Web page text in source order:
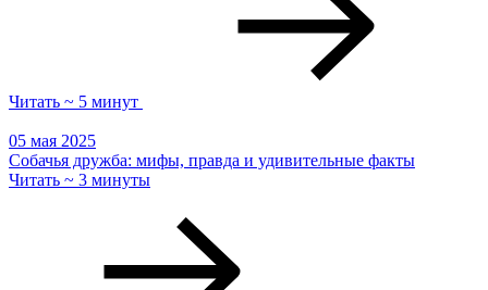
Читать ~ 5 минут
05 мая 2025
Собачья дружба: мифы, правда и удивительные факты
Читать ~ 3 минуты